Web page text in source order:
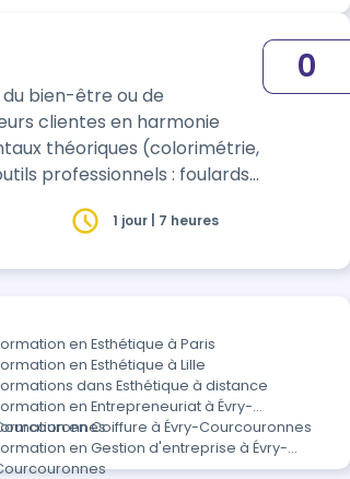
bien-être ou de
clientes en harmonie
professionnels : foulards
0
1 jour | 7 heures
en Esthétique à Paris
en Esthétique à Lille
dans Esthétique à distance
en Entrepreneuriat à Évry-
en Coiffure à Évry-Courcouronnes
en Gestion d'entreprise à Évry-